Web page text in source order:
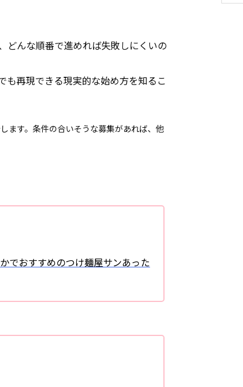
どんな順番で進めれば失敗しにくいの
も再現できる現実的な始め方を知るこ
ます。条件の合いそうな募集があれば、他
でおすすめのつけ麺屋サンあった